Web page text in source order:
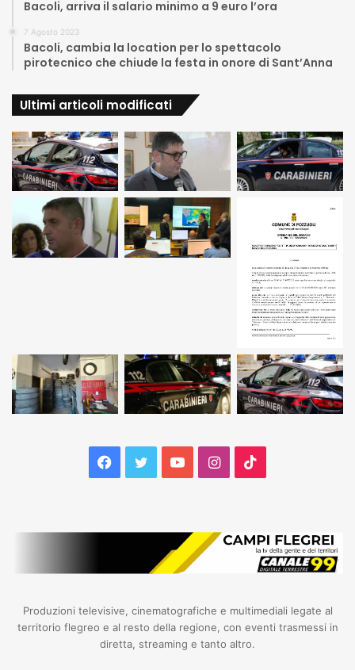
Bacoli, arriva il salario minimo a 9 euro l’ora
7 Agosto 2023
Bacoli, cambia la location per lo spettacolo
pirotecnico che chiude la festa in onore di Sant’Anna
Ultimi articoli modificati
Facebook
TwitterYouTubeInstagram
Produzioni televisive, cinematografiche e multimediali legate al
territorio flegreo e al resto della regione, con eventi trasmessi in
diretta, streaming e tanto altro.